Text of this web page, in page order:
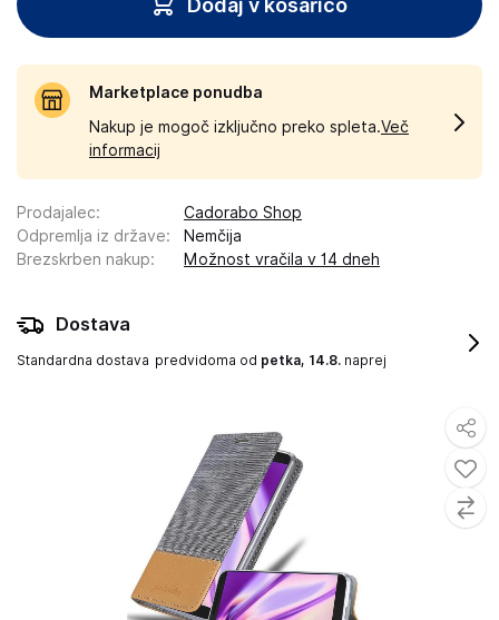
Marketplace ponudba
Nakup je mogoč izključno preko spleta.Več
informacij
Prodajalec:
Cadorabo Shop
Odpremlja iz države:
Nemčija
Brezskrben nakup: Možnost vračila v 14 dneh
Dostava
Standardna dostava predvidoma od petka, 14.8. naprej